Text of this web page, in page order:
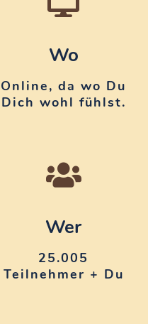
Wo
Online, da wo Du
Dich wohl fühlst.
Wer
25.005
Teilnehmer + Du